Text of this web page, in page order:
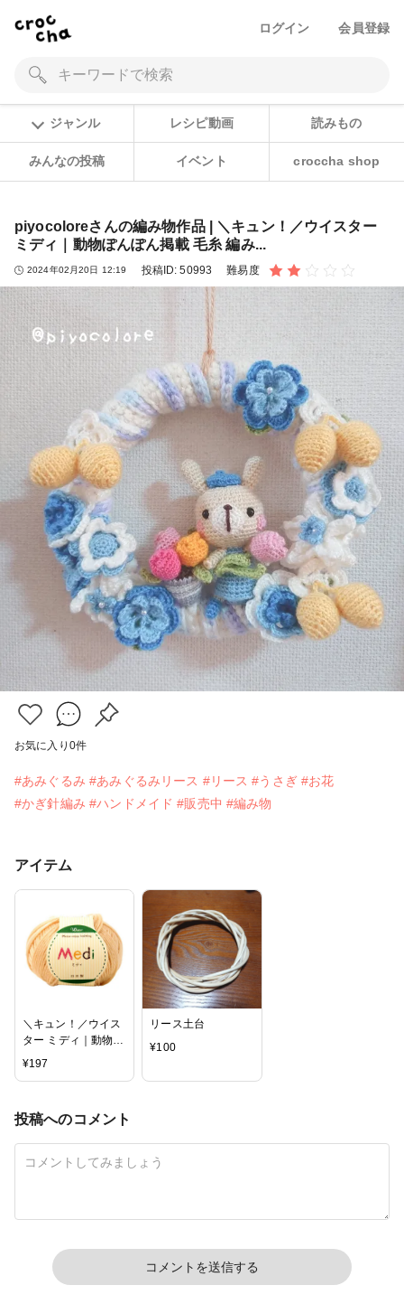
ログイン 会員登録
ジャンル レシピ動画 読みもの
みんなの投稿 イベント croccha shop
piyocoloreさんの編み物作品 | ＼キュン！／ウイスター
ミディ｜動物ぽんぽん掲載 毛糸 編み...
2024年02月20日 12:19 投稿ID:50993 難易度
お気に入り 0件
#あみぐるみ #あみぐるみリース #リース #うさぎ #お花
#かぎ針編み #ハンドメイド #販売中 #編み物
アイテム
＼キュン！／ウイス
ター ミディ｜動物ぽ
んぽん掲載 毛糸 編
¥197
リース土台
¥100
投稿へのコメント
コメントを送信する